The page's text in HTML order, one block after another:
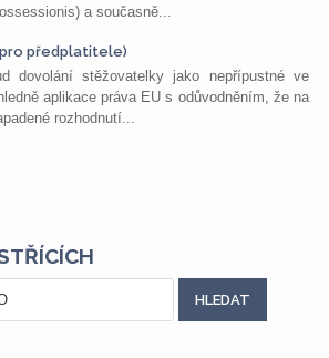
a současně...
pro předplatitele)
dovolání stěžovatelky jako nepřípustné ve
aplikace práva EU s odůvodněním, že na
rozhodnutí...